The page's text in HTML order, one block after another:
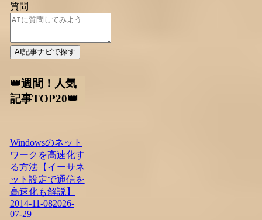
質問
AI記事ナビで探す
👑週間！人気
記事TOP20👑
Windowsのネット
ワークを高速化す
る方法【イーサネ
ット設定で通信を
高速化も解説】
2014-11-082026-
07-29